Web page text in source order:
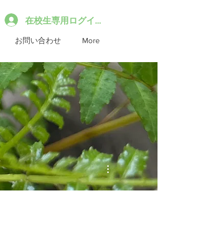
お問い合わせ More
在校生専用ログイン
その他